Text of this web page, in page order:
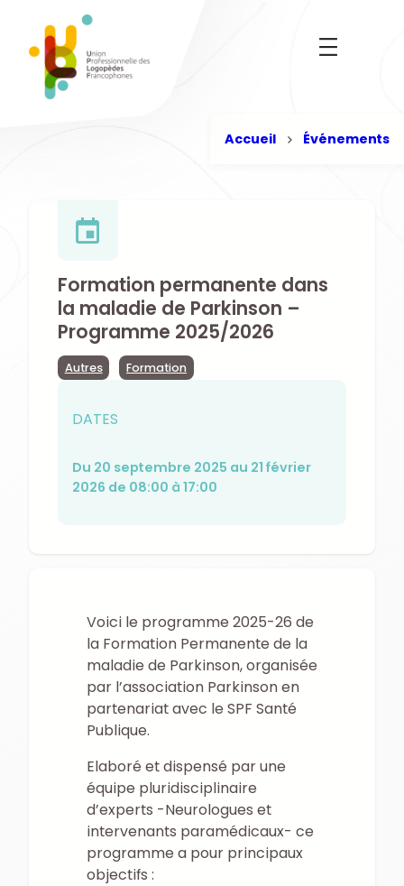
contenu
Accueil Événements
Formation permanente dans
la maladie de Parkinson –
Programme 2025/2026
Autres Formation
DATES
Du 20 septembre 2025 au 21 février
2026 de 08:00 à 17:00
Voici le programme 2025-26 de
la Formation Permanente de la
maladie de Parkinson, organisée
par l’association Parkinson en
partenariat avec le SPF Santé
Publique.
Elaboré et dispensé par une
équipe pluridisciplinaire
d’experts -Neurologues et
intervenants paramédicaux- ce
programme a pour principaux
objectifs :